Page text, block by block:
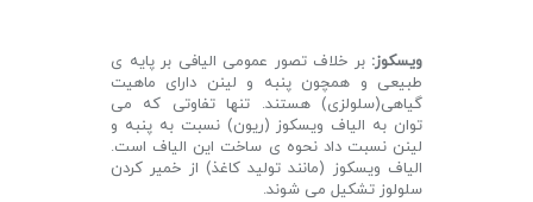
ویسکوز: بر خلاف تصور عمومی الیافی بر پایه ی
طبیعی و همچون پنبه و لینن دارای ماهیت
گیاهی(سلولزی) هستند. تنها تفاوتی که می
توان به الیاف ویسکوز (ریون) نسبت به پنبه و
لینن نسبت داد نحوه ی ساخت این الیاف است.
الیاف ویسکوز (مانند تولید کاغذ) از خمیر کردن
سلولوز تشکیل می شوند.